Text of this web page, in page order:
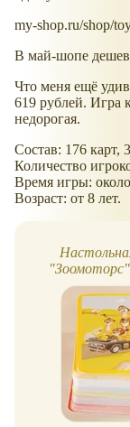
my-shop.ru/shop/
В май-шопе
Что меня ещё
619 рублей. Игра
недорогая.
Состав: 176 карт,
Количество
Время игры:
Возраст: от 8 лет.